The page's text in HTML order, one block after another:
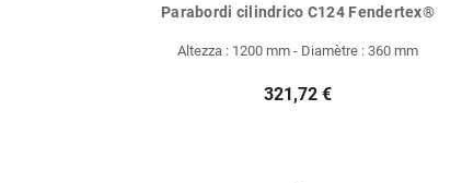
Parabordi cilindrico C124 Fendertex®
Altezza : 1200 mm - Diamètre : 360 mm
321,72 €